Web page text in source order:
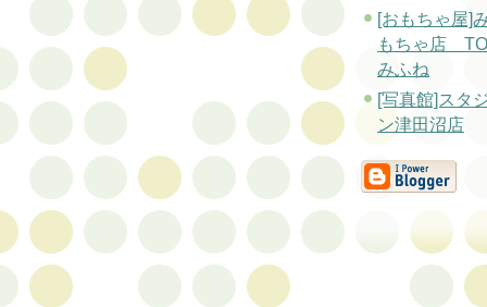
[おもちゃ屋]
もちゃ店
みふね
[写真館]スタ
ン津田沼店